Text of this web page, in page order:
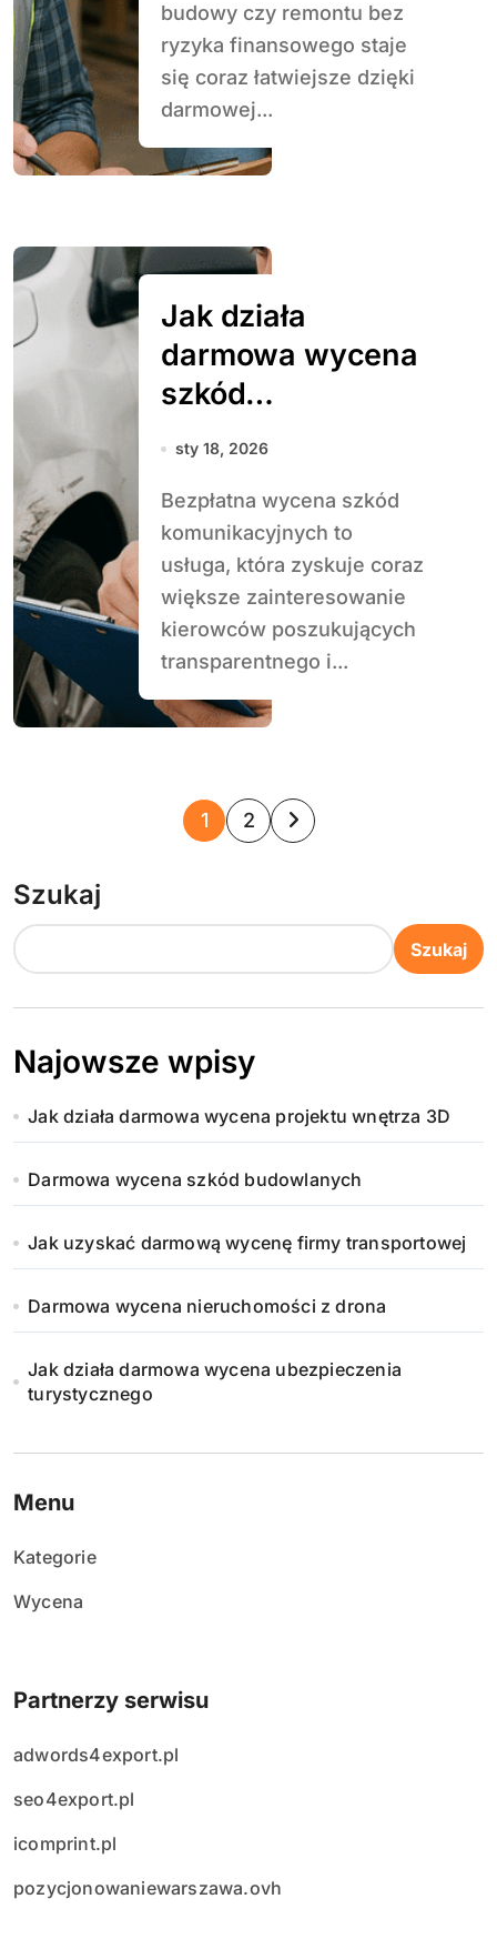
budowy czy remontu bez
ryzyka finansowego staje
się coraz łatwiejsze dzięki
darmowej...
Jak działa
darmowa wycena
szkód
komunikacyjnych
sty 18, 2026
Bezpłatna wycena szkód
komunikacyjnych to
usługa, która zyskuje coraz
większe zainteresowanie
kierowców poszukujących
transparentnego i...
S
n
i
c
o
w
a
n
i
e
p
1 2
Szukaj
Szukaj
Najowsze wpisy
Jak działa darmowa wycena projektu wnętrza 3D
Darmowa wycena szkód budowlanych
Jak uzyskać darmową wycenę firmy transportowej
Darmowa wycena nieruchomości z drona
Jak działa darmowa wycena ubezpieczenia
turystycznego
Menu
Kategorie
Wycena
Partnerzy serwisu
adwords4export.pl
seo4export.pl
icomprint.pl
pozycjonowaniewarszawa.ovh